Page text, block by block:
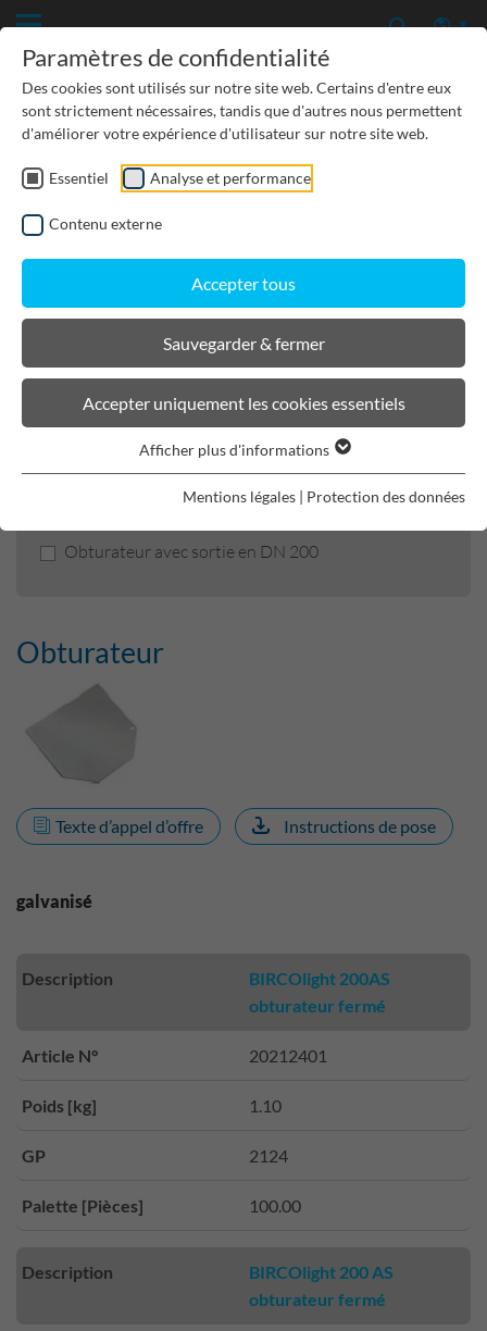
TP-GÉNIE CIVIL
PROTECTION DES EAUX SOUTERRAINES
URBANISME, PAYSAGISME
BIRCOlight® triloc®
Filtrer les produits
Obturateur avec sortie en DN 200
Obturateur
Texte d’appel d’offre Instructions de pose
galvanisé
Description
BIRCOlight 200AS
obturateur fermé
Article N° 20212401
Poids [kg] 1.10
GP 2124
Palette [Pièces] 100.00
Description
BIRCOlight 200 AS
obturateur fermé
Paramètres de confidentialité
Des cookies sont utilisés sur notre site web. Certains d'entre eux
sont strictement nécessaires, tandis que d'autres nous permettent
d'améliorer votre expérience d'utilisateur sur notre site web.
Essentiel Analyse et performance
Contenu externe
Accepter tous
Sauvegarder & fermer
Accepter uniquement les cookies essentiels
Afficher plus d'informations
Mentions légales | Protection des données